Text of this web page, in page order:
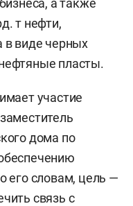
а также
т нефти,
в виде черных
пласты.
участие
дома по
его словам, цель —
связь с